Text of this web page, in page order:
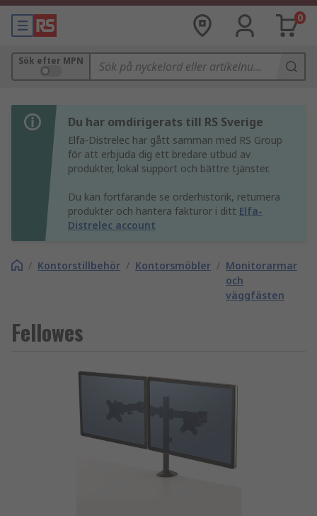
0
Sök efter MPN
Du har omdirigerats till RS Sverige
Elfa-Distrelec har gått samman med RS Group
för att erbjuda dig ett bredare utbud av
produkter, lokal support och bättre tjänster.
Du kan fortfarande se orderhistorik, returnera
produkter och hantera fakturor i ditt Elfa-
Distrelec account
/ Kontorstillbehör / Kontorsmöbler / Monitorarmar
och
väggfästen
Fellowes